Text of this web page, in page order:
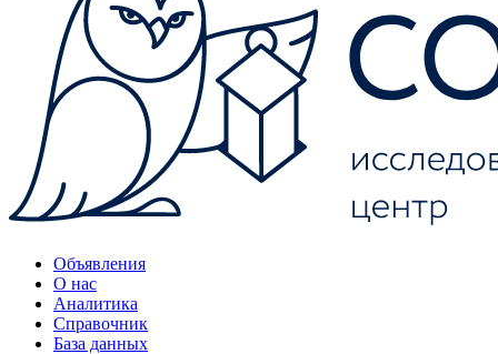
Объявления
О нас
Аналитика
Справочник
База данных